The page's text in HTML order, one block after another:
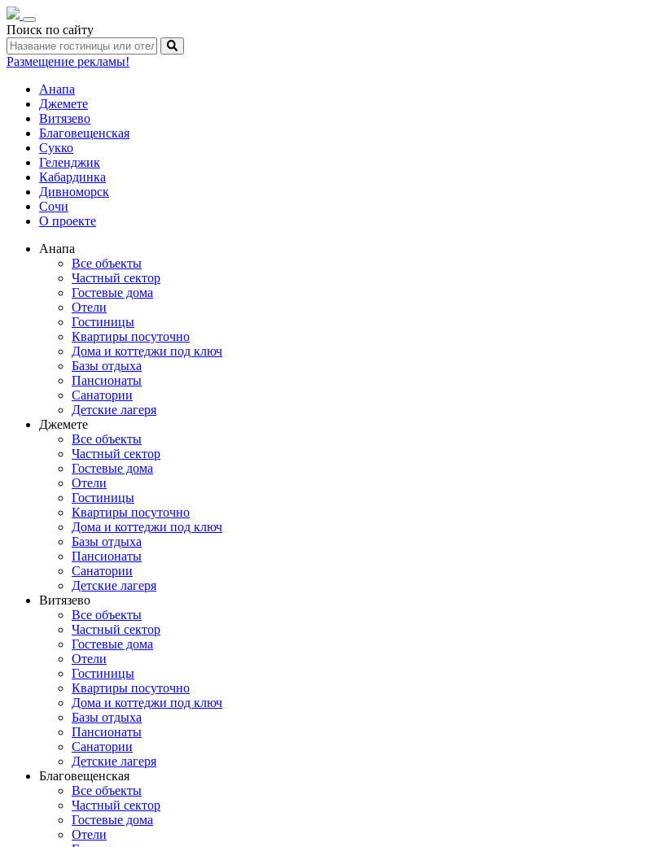
Toggle
navigation
Поиск по сайту
Размещение рекламы!
Анапа
Джемете
Витязево
Благовещенская
Сукко
Геленджик
Кабардинка
Дивноморск
Сочи
О проекте
Анапа
Все объекты
Частный сектор
Гостевые дома
Отели
Гостиницы
Квартиры посуточно
Дома и коттеджи под ключ
Базы отдыха
Пансионаты
Санатории
Детские лагеря
Джемете
Все объекты
Частный сектор
Гостевые дома
Отели
Гостиницы
Квартиры посуточно
Дома и коттеджи под ключ
Базы отдыха
Пансионаты
Санатории
Детские лагеря
Витязево
Все объекты
Частный сектор
Гостевые дома
Отели
Гостиницы
Квартиры посуточно
Дома и коттеджи под ключ
Базы отдыха
Пансионаты
Санатории
Детские лагеря
Благовещенская
Все объекты
Частный сектор
Гостевые дома
Отели